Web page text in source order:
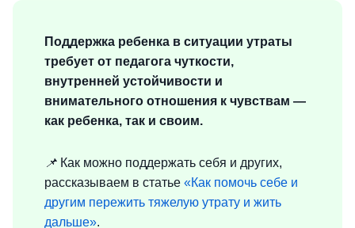
Поддержка ребенка в ситуации утраты
требует от педагога чуткости,
внутренней устойчивости и
внимательного отношения к чувствам —
как ребенка, так и своим.
📌 Как можно поддержать себя и других,
рассказываем в статье «Как помочь себе и
другим пережить тяжелую утрату и жить
дальше».